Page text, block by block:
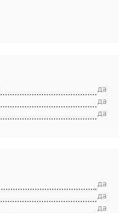
да
да
да
да
да
да